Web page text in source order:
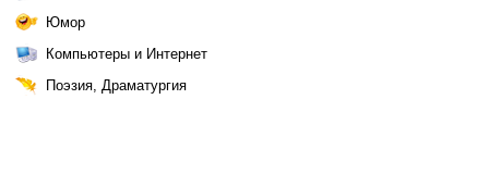
Юмор
Компьютеры и Интернет
Поэзия, Драматургия